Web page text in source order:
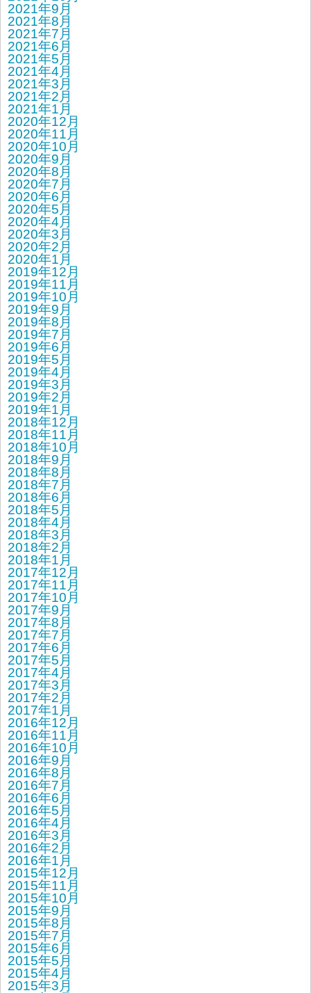
2021年9月
2021年8月
2021年7月
2021年6月
2021年5月
2021年4月
2021年3月
2021年2月
2021年1月
2020年12月
2020年11月
2020年10月
2020年9月
2020年8月
2020年7月
2020年6月
2020年5月
2020年4月
2020年3月
2020年2月
2020年1月
2019年12月
2019年11月
2019年10月
2019年9月
2019年8月
2019年7月
2019年6月
2019年5月
2019年4月
2019年3月
2019年2月
2019年1月
2018年12月
2018年11月
2018年10月
2018年9月
2018年8月
2018年7月
2018年6月
2018年5月
2018年4月
2018年3月
2018年2月
2018年1月
2017年12月
2017年11月
2017年10月
2017年9月
2017年8月
2017年7月
2017年6月
2017年5月
2017年4月
2017年3月
2017年2月
2017年1月
2016年12月
2016年11月
2016年10月
2016年9月
2016年8月
2016年7月
2016年6月
2016年5月
2016年4月
2016年3月
2016年2月
2016年1月
2015年12月
2015年11月
2015年10月
2015年9月
2015年8月
2015年7月
2015年6月
2015年5月
2015年4月
2015年3月